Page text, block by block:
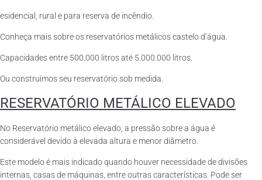
esidencial, rural e para reserva de incêndio.
Conheça mais sobre os reservatórios metálicos castelo d’água.
Capacidades entre 500.000 litros até 5.000.000 litros.
Ou construímos seu reservatório sob medida.
RESERVATÓRIO METÁLICO ELEVADO
No Reservatório metálico elevado, a pressão sobre a água é
considerável devido à elevada altura e menor diâmetro.
Este modelo é mais indicado quando houver necessidade de divisões
internas, casas de máquinas, entre outras características. Pode ser